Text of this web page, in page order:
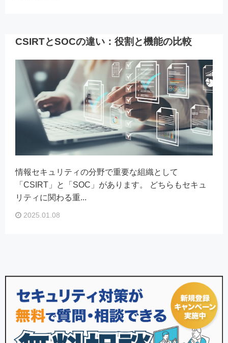
CSIRTとSOCの違い：役割と機能の比較
情報セキュリティの分野で重要な組織として
「CSIRT」と「SOC」があります。 どちらもセキュ
リティに関わる重...
2025.01.08